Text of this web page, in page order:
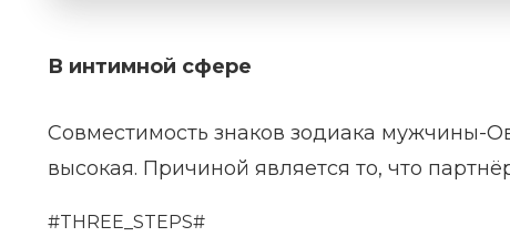
В интимной сфере
Совместимость знаков зодиака мужчины-
высокая. Причиной является то, что
#THREE_STEPS#